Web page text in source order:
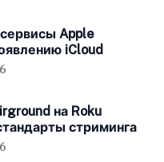
Apple
iCloud
на Roku
стриминга